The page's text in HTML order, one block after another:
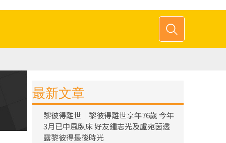
最新文章
黎彼得離世｜黎彼得離世享年76歲 今年
3月已中風臥床 好友鍾志光及盧宛茵透
露黎彼得最後時光